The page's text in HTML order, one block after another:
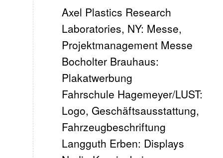
Axel Plastics Research
Laboratories, NY: Messe,
Projektmanagement Messe
Bocholter Brauhaus:
Plakatwerbung
Fahrschule Hagemeyer/LUST:
Logo, Geschäftsausstattung,
Fahrzeugbeschriftung
Langguth Erben: Displays